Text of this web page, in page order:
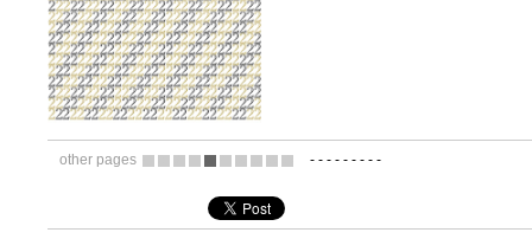
other pages - - - - - - - - -